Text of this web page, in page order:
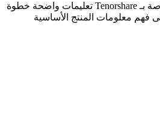
توفر أدلة الفيديو الخاصة بـ Tenorshare تعليمات واضحة خطوة
فهم معلومات المنتج الأساسية